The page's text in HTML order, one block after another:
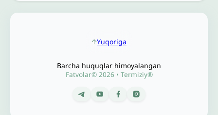
Yuqoriga
Barcha huquqlar himoyalangan
Fatvolar© 2026 • Termiziy®